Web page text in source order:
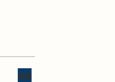
検索